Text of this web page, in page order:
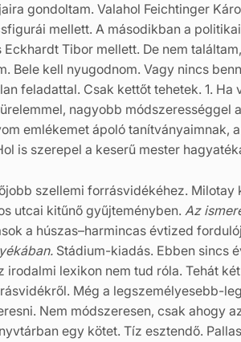
gondoltam. Valahol Feichtinger
mellett. A másodikban a
Eckhardt Tibor mellett. De nem
Bele kell nyugodnom. Vagy nincs
feladattal. Csak kettőt tehetek. 1.
nagyobb módszerességgel
emlékemet ápoló tanítványaimnak,
is szerepel a keserű mester
szellemi forrásvidékéhez.
utcai kitűnő gyűjteményben. Az
a húszas–harmincas évtized
Stádium-kiadás. Ebben sincs
irodalmi lexikon nem tud róla. Tehát
Még a legszemélyesebb-
Nem módszeresen, csak ahogy
egy kötet. Tíz esztendő.